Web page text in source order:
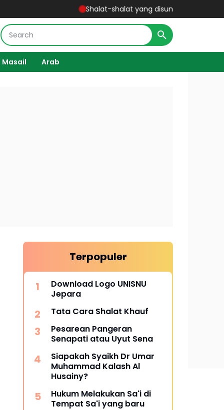
Shalat-shalat yang disunnahkan - Kitab
Masail Arab
Terpopuler
Download Logo UNISNU
Jepara
Tata Cara Shalat Khauf
Pesarean Pangeran
Senapati atau Uyut Sena
Siapakah Syaikh Dr Umar
Muhammad Kalash Al
Husainy?
Hukum Melakukan Sa'i di
Tempat Sa'i yang baru